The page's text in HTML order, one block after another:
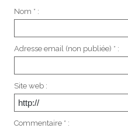
Nom * :
Adresse email (non publiée) * :
Site web :
Commentaire * :